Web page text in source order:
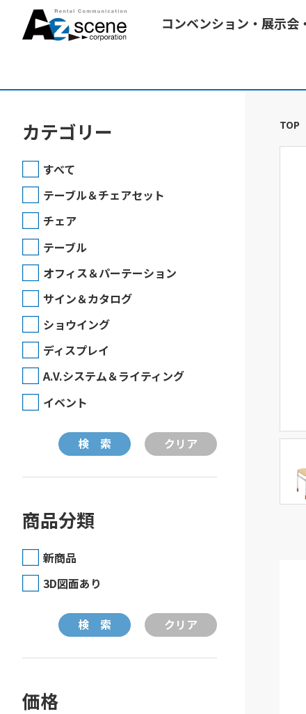
コンベンション・展示会
カテゴリー
すべて
テーブル＆チェアセット
チェア
テーブル
オフィス＆パーテーション
サイン＆カタログ
ショウイング
ディスプレイ
A.V.システム＆ライティング
イベント
商品分類
新商品
3D図面あり
価格
TOP